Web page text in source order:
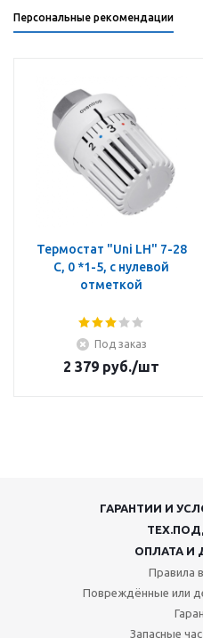
Персональные рекомендации
Термостат "Uni LH" 7-28
C, 0 *1-5, с нулевой
отметкой
Под заказ
2 379 руб./шт
ГАРАНТИИ И
ОПЛАТА И
Правила
Повреждённые или
Запасные